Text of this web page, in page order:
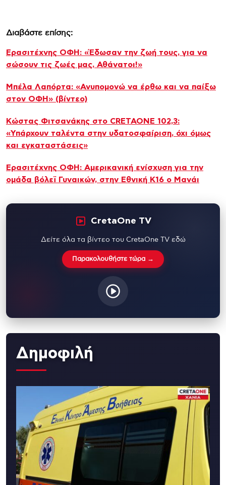
Διαβάστε επίσης:
Ερασιτέχνης ΟΦΗ: «Έδωσαν την ζωή τους, για να
σώσουν τις ζωές μας, Αθάνατοι!»
Μπέλα Λαπόρτα: «Ανυπομονώ να έρθω και να παίξω
στον ΟΦΗ» (βίντεο)
Κώστας Φιτσανάκης στο CRETAONE 102,3:
«Υπάρχουν ταλέντα στην υδατοσφαίριση, όχι όμως
και εγκαταστάσεις»
Ερασιτέχνης ΟΦΗ: Αμερικανική ενίσχυση για την
ομάδα βόλεϊ Γυναικών, στην Εθνική Κ16 ο Μανάι
CretaOne TV
Δείτε όλα τα βίντεο του CretaOne TV εδώ
Παρακολουθήστε τώρα →
Δημοφιλή